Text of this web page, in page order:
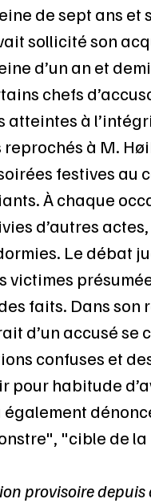
de sept ans et
sollicité son
d’un an et
chefs
atteintes à
reprochés à M.
festives au
À chaque
d’autres
Le débat
victimes
faits. Dans
d’un accusé se
confuses et
pour habitude
également
"cible de
provisoire